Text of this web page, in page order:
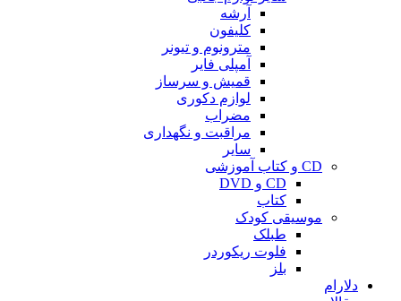
آرشه
کلیفون
مترونوم و تیونر
آمپلی فایر
قمیش و سرساز
لوازم دکوری
مضراب
مراقبت و نگهداری
سایر
CD و کتاب آموزشی
CD و DVD
کتاب
موسیقی کودک
طبلک
فلوت ریکوردر
بلز
دلارام